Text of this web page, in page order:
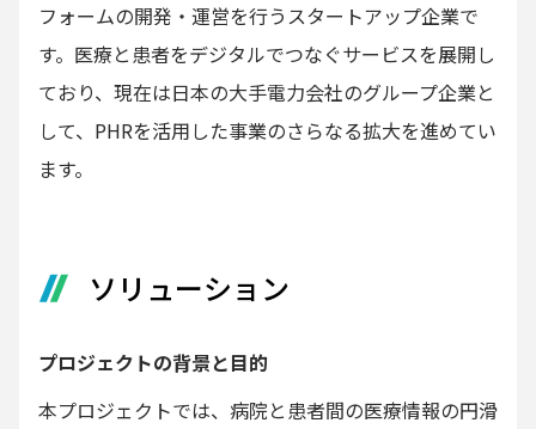
フォームの開発・運営を行うスタートアップ企業で
す。医療と患者をデジタルでつなぐサービスを展開し
ており、現在は日本の大手電力会社のグループ企業と
して、PHRを活用した事業のさらなる拡大を進めてい
ます。
ソリューション
プロジェクトの背景と目的
本プロジェクトでは、病院と患者間の医療情報の円滑